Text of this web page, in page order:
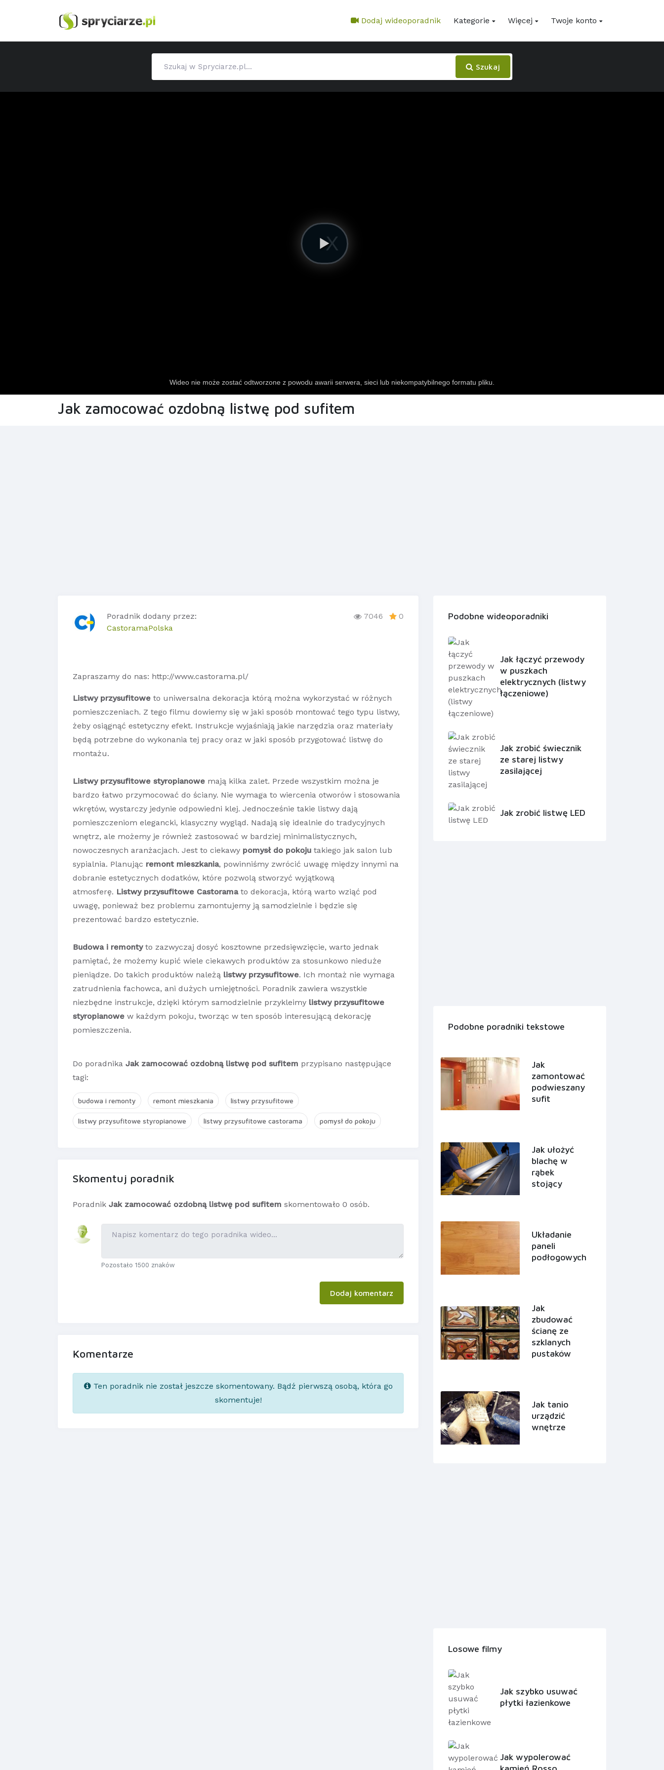
Dodaj wideoporadnik Kategorie Więcej Twoje konto
Szukaj
Jak zamocować ozdobną listwę pod sufitem
Poradnik dodany przez:
CastoramaPolska
7046 0
Zapraszamy do nas: http://www.castorama.pl/
Listwy przysufitowe to uniwersalna dekoracja którą można wykorzystać w różnych
pomieszczeniach. Z tego filmu dowiemy się w jaki sposób montować tego typu listwy,
żeby osiągnąć estetyczny efekt. Instrukcje wyjaśniają jakie narzędzia oraz materiały
będą potrzebne do wykonania tej pracy oraz w jaki sposób przygotować listwę do
montażu.
Listwy przysufitowe styropianowe mają kilka zalet. Przede wszystkim można je
bardzo łatwo przymocować do ściany. Nie wymaga to wiercenia otworów i stosowania
wkrętów, wystarczy jedynie odpowiedni klej. Jednocześnie takie listwy dają
pomieszczeniom elegancki, klasyczny wygląd. Nadają się idealnie do tradycyjnych
wnętrz, ale możemy je również zastosować w bardziej minimalistycznych,
nowoczesnych aranżacjach. Jest to ciekawy pomysł do pokoju takiego jak salon lub
sypialnia. Planując remont mieszkania, powinniśmy zwrócić uwagę między innymi na
dobranie estetycznych dodatków, które pozwolą stworzyć wyjątkową
atmosferę. Listwy przysufitowe Castoramato dekoracja, którą warto wziąć pod
uwagę, ponieważ bez problemu zamontujemy ją samodzielnie i będzie się
prezentować bardzo estetycznie.
Budowa i remontyto zazwyczaj dosyć kosztowne przedsięwzięcie, warto jednak
pamiętać, że możemy kupić wiele ciekawych produktów za stosunkowo nieduże
pieniądze. Do takich produktów należą listwy przysufitowe. Ich montaż nie wymaga
zatrudnienia fachowca, ani dużych umiejętności. Poradnik zawiera wszystkie
niezbędne instrukcje, dzięki którym samodzielnie przykleimy listwy przysufitowe
styropianowe w każdym pokoju, tworząc w ten sposób interesującą dekorację
pomieszczenia.
Do poradnika Jak zamocować ozdobną listwę pod sufitem przypisano następujące
tagi:
budowa i remonty remont mieszkania listwy przysufitowe
listwy przysufitowe styropianowe listwy przysufitowe castorama pomysł do pokoju
Skomentuj poradnik
Poradnik Jak zamocować ozdobną listwę pod sufitem skomentowało 0 osób.
Pozostało 1500 znaków
Dodaj komentarz
Komentarze
Ten poradnik nie został jeszcze skomentowany. Bądź pierwszą osobą, która go
skomentuje!
Podobne wideoporadniki
Jak łączyć przewody
w puszkach
elektrycznych (listwy
łączeniowe)
Jak zrobić świecznik
ze starej listwy
zasilającej
Jak zrobić listwę LED
Podobne poradniki tekstowe
Jak
zamontować
podwieszany
sufit
Jak ułożyć
blachę w
rąbek
stojący
Układanie
paneli
podłogowych
Jak
zbudować
ścianę ze
szklanych
pustaków
Jak tanio
urządzić
wnętrze
Losowe filmy
Jak szybko usuwać
płytki łazienkowe
Jak wypolerować